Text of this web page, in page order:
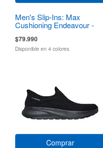
Men's Slip-Ins: Max
Cushioning Endeavour -
$79.990
Disponible en 4 colores
Comprar